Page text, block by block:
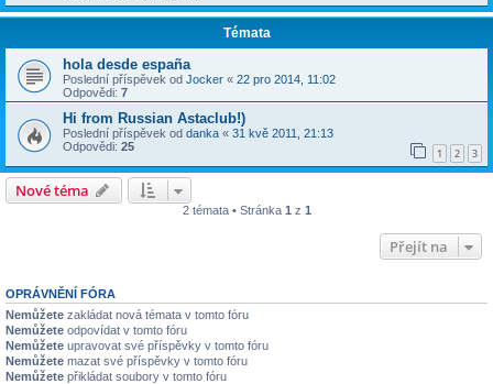
Témata
hola desde españa
Poslední příspěvek od Jocker « 22 pro 2014, 11:02
Odpovědi: 7
Hi from Russian Astaclub!)
Poslední příspěvek od danka « 31 kvě 2011, 21:13
Odpovědi: 25 1 2 3
Nové téma
2 témata • Stránka 1 z 1
Přejít na
OPRÁVNĚNÍ FÓRA
Nemůžete zakládat nová témata v tomto fóru
Nemůžete odpovídat v tomto fóru
Nemůžete upravovat své příspěvky v tomto fóru
Nemůžete mazat své příspěvky v tomto fóru
Nemůžete přikládat soubory v tomto fóru